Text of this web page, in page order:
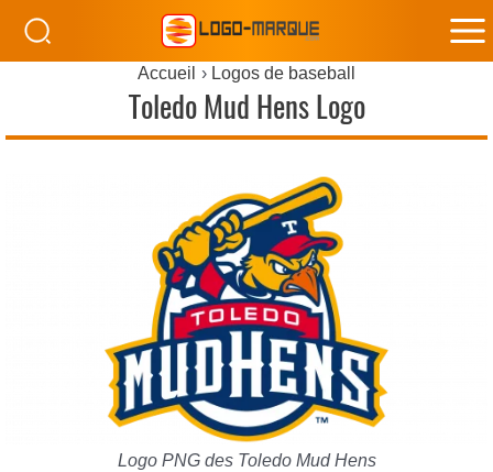
Accueil Logos de baseball
Toledo Mud Hens Logo
Logo PNG des Toledo Mud Hens